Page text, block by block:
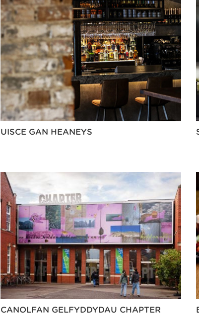
UISCE GAN HEANEYS
CANOLFAN GELFYDDYDAU CHAPTER